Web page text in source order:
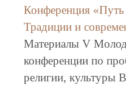
Конференция «Путь
Традиции и
Материалы V
конференции по
религии, культуры